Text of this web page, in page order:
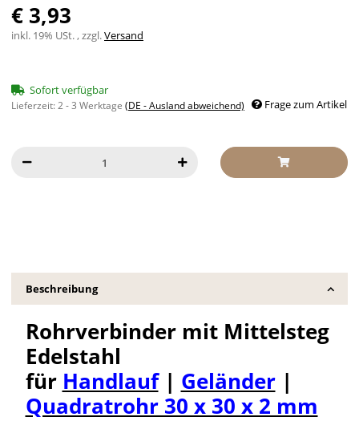
€ 3,93
inkl. 19% USt. , zzgl.Versand
Sofort verfügbar
Lieferzeit:2 - 3 Werktage (DE - Ausland abweichend) Frage zum Artikel
Beschreibung
Rohrverbinder mit Mittelsteg
Edelstahl
für Handlauf| Geländer|
Quadratrohr 30 x 30 x 2 mm